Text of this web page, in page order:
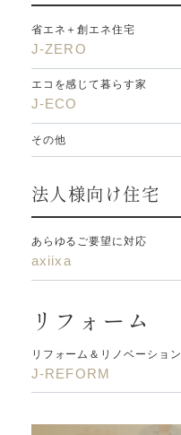
省エネ＋創エネ住宅
J-ZERO
エコを感じて暮らす家
J-ECO
その他
法人様向け住宅
あらゆるご要望に対応
axiixa
リフォーム
リフォーム＆リノベーション
J-REFORM